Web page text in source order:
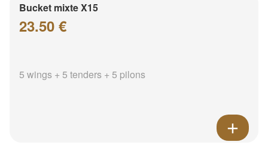
Bucket mixte X15
23.50 €
5 wings + 5 tenders + 5 pilons